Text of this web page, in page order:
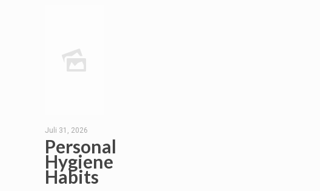
Juli 31, 2026
Personal
Hygiene
Habits